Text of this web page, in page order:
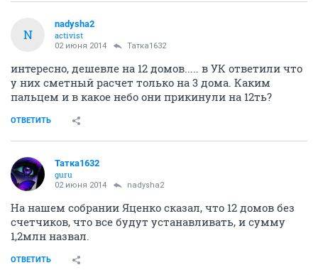
N
nadysha2
activist
02 июня 2014 Татка1632
интересно, дешевле на 12 домов..... в УК ответили что
у них сметный расчет только на 3 дома. Каким
пальцем и в какое небо они прикинули на 12ть?
ОТВЕТИТЬ
Татка1632
guru
02 июня 2014 nadysha2
На нашем собрании Яценко сказал, что 12 домов без
счетчиков, что все будут устанавливать, и сумму
1,2млн назвал.
ОТВЕТИТЬ